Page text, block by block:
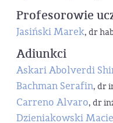
Profesorowie
Jasiński Marek, dr
Adiunkci
Askari Abolverdi
Bachman Serafin, dr
Carreno Alvaro, dr
Dzieniakowski